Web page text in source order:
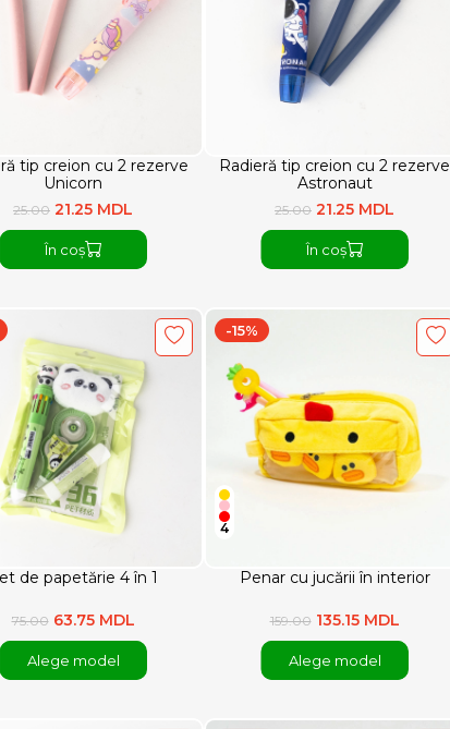
tip creion cu 2 rezerve
Unicorn
25.00 21.25 MDL
În coș
Radieră tip creion cu 2 rezerve
Astronaut
25.00 21.25 MDL
În coș
de papetărie 4 în 1
75.00 63.75 MDL
Alege model
Penar cu jucării în interior
-15%
4
159.00 135.15 MDL
Alege model